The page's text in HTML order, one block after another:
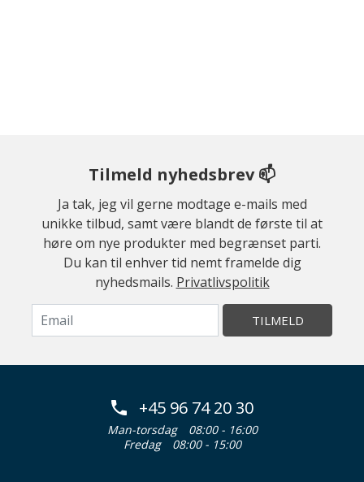
Tilmeld nyhedsbrev 📫
Ja tak, jeg vil gerne modtage e-mails med
unikke tilbud, samt være blandt de første til at
høre om nye produkter med begrænset parti.
Du kan til enhver tid nemt framelde dig
nyhedsmails. Privatlivspolitik
TILMELD
+45 96 74 20 30
Man-torsdag
08:00 - 16:00
Fredag
08:00 - 15:00